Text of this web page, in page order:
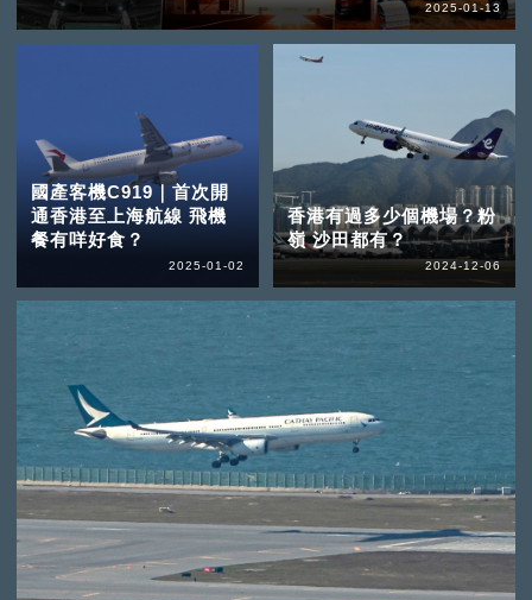
2025-01-13
國產客機C919｜首次開
通香港至上海航線 飛機
餐有咩好食？
2025-01-02
香港有過多少個機場？粉
嶺 沙田都有？
2024-12-06